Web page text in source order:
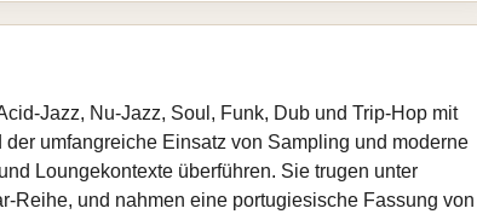
Nu‑Jazz, Soul, Funk, Dub und Trip‑Hop mit
umfangreiche Einsatz von Sampling und moderne
Loungekontexte überführen. Sie trugen unter
und nahmen eine portugiesische Fassung von